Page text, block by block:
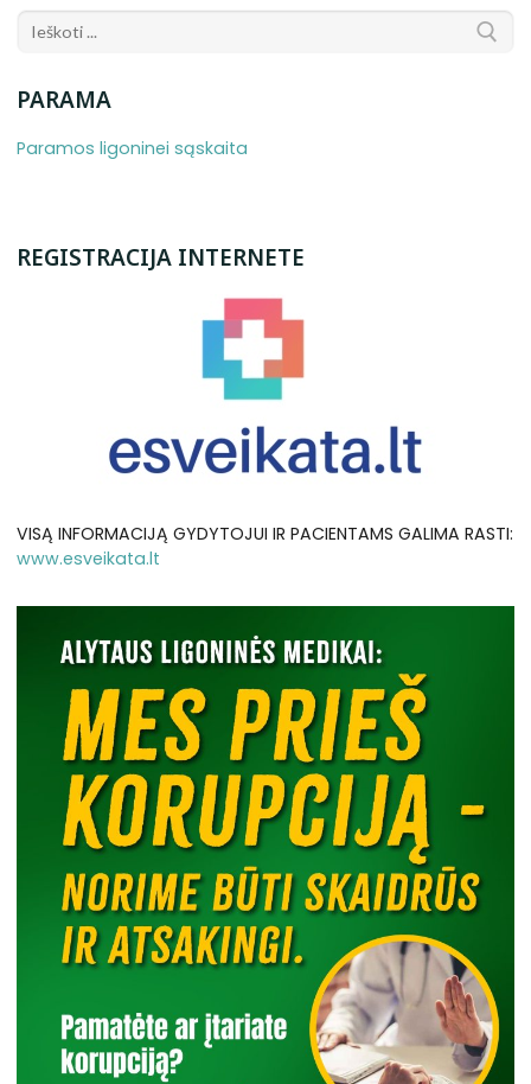
PARAMA
Paramos ligoninei sąskaita
REGISTRACIJA INTERNETE
VISĄ INFORMACIJĄ GYDYTOJUI IR PACIENTAMS GALIMA RASTI:
www.esveikata.lt